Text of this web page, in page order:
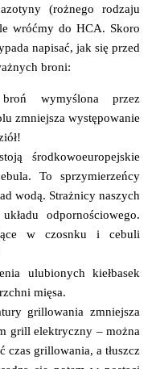
(rożnego rodzaju
wróćmy do HCA. Skoro
napisać, jak się przed
broni:
wymyślona przez
zmniejsza występowanie
środkowoeuropejskie
To sprzymierzeńcy
wodą. Strażnicy naszych
odpornościowego.
w czosnku i cebuli
ulubionych kiełbasek
mięsa.
grillowania zmniejsza
grill elektryczny – można
czas grillowania, a tłuszcz